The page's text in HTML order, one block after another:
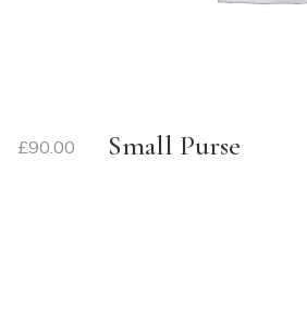
£90.00 Small Purse